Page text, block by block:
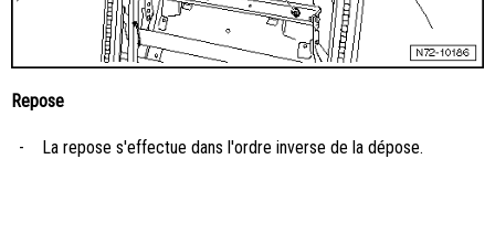
Repose
- La repose s'effectue dans l'ordre inverse de la dépose.